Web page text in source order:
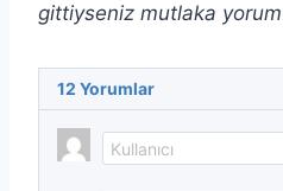
gittiyseniz mutlaka yorum
12 Yorumlar